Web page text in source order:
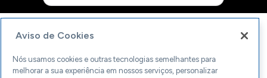
Aviso de Cookies
Nós usamos cookies e outras tecnologias semelhantes para
melhorar a sua experiência em nossos serviços, personalizar